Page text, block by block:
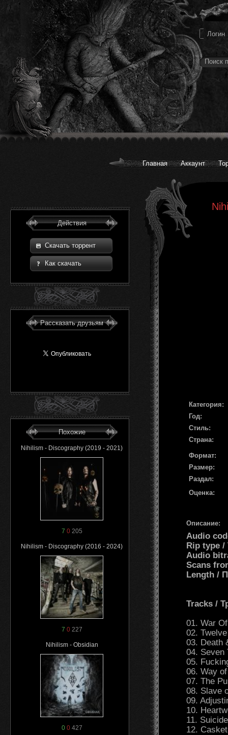
Главная Аккаунт
Действия
Скачать торрент
Как скачать
Рассказать друзьям
Похожие
Nihilism - Discography (2019 - 2021)
7 0205
Nihilism - Discography (2016 - 2024)
7 0227
Nihilism - Obsidian
0 0427
Категория:
Год:
Стиль:
Страна:
Формат:
Размер:
Раздал:
Оценка:
Описание:
Audio
Rip type
Audio
Scans
Length /
Tracks /
01. War
02.
03. Death
04. Seven
05.
06. Way
07. The
08. Slave
09.
10.
11.
12.